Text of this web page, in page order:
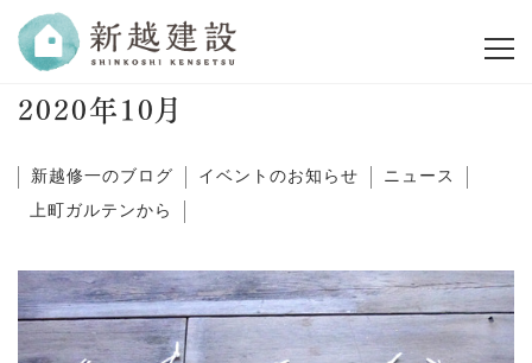
2020年10月
新越修一のブログ イベントのお知らせ
ニュース
上町ガルテンから